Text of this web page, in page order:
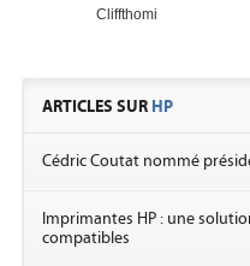
Cliffthomi
ARTICLES SUR HP
Cédric Coutat nommé
Imprimantes HP : une
compatibles